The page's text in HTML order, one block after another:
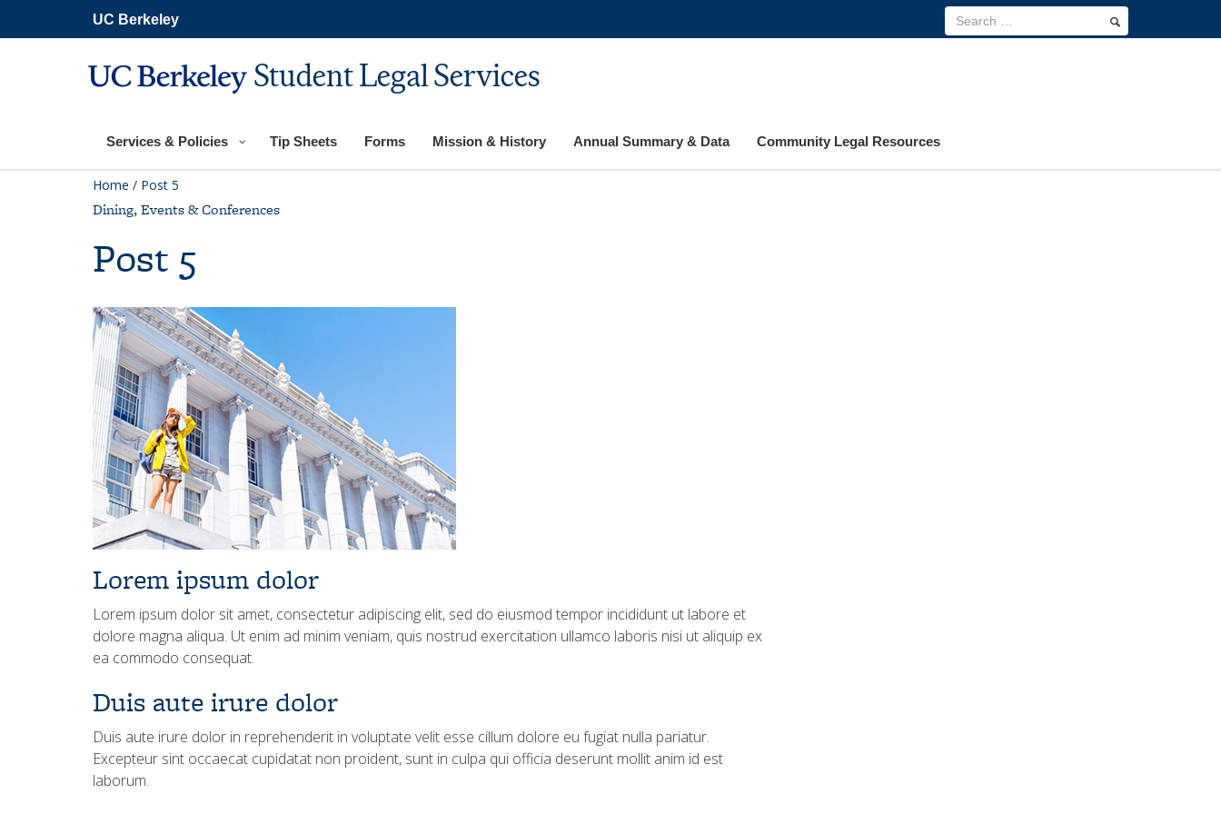
main
UC Berkeley
Student Legal Services
Services & Policies Tip Sheets Forms Mission & History Annual Summary & Data Community Legal Resources
Home / Post 5
Dining,Events & Conferences
Post 5
Lorem ipsum dolor
Lorem ipsum dolor sit amet, consectetur adipiscing elit, sed do eiusmod tempor incididunt ut labore et
dolore magna aliqua. Ut enim ad minim veniam, quis nostrud exercitation ullamco laboris nisi ut aliquip ex
ea commodo consequat.
Duis aute irure dolor
Duis aute irure dolor in reprehenderit in voluptate velit esse cillum dolore eu fugiat nulla pariatur.
Excepteur sint occaecat cupidatat non proident, sunt in culpa qui officia deserunt mollit anim id est
laborum.